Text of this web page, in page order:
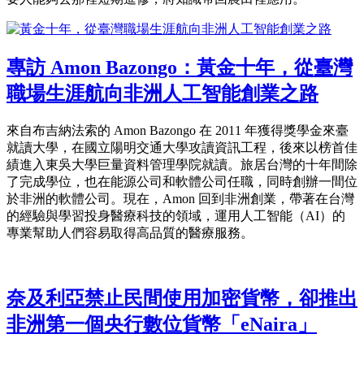
專訪 Amon Bazongo：黃金十年，從臺灣
職場生涯航向非洲人工智能創業之路
來自布吉納法索的 Amon Bazongo 在 2011 年獲得獎學金來臺
就讀大學，在國立陽明交通大學攻讀資訊工程，後來以榜首佳
績進入東吳大學巨量資料管理學院就讀。旅居台灣的十年間除
了完成學位，也在能源公司和軟體公司任職，同時創辦一間位
於非洲的軟體公司。現在，Amon 回到非洲創業，帶著在台灣
的經驗與學習投身醫療科技的領域，運用人工智能（AI）的
專業幫助人們容易取得高品質的醫療服務。
奈及利亞禁止民間使用加密貨幣，卻推出
非洲第一個央行數位貨幣「eNaira」